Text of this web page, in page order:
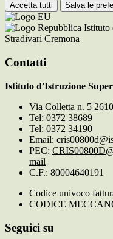
Accetta tutti Salva le
Istituto
Stradivari Cremona
Contatti
Istituto d'Istruzione
Via Colletta n. 5
Tel: 0372 38689
Tel: 0372 34190
Email:
PEC:
mail
C.F.: 80004640191
Codice univoco
CODICE
Seguici su